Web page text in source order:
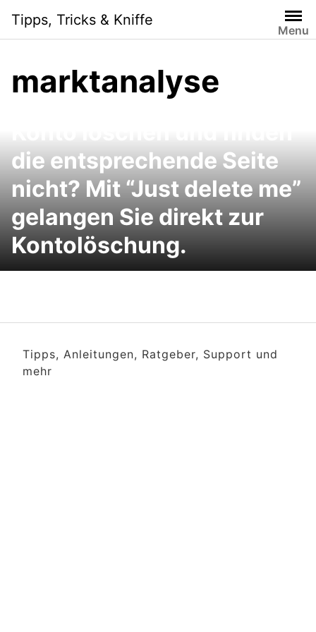
content
Tipps, Tricks & Kniffe
Menu
marktanalyse
Sie möchten ein Online-
die entsprechende Seite
nicht? Mit “Just delete me”
gelangen Sie direkt zur
Kontolöschung.
Tipps, Anleitungen, Ratgeber, Support und
mehr